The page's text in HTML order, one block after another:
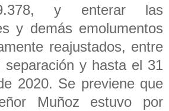
y enterar las
y demás emolumentos
reajustados, entre
y hasta el 31
2020. Se previene que
Muñoz estuvo por